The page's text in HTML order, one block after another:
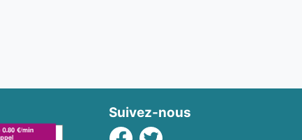
Suivez-nous
Facebook
Twitter